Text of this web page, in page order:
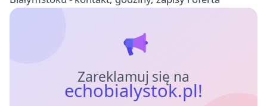
Zareklamuj się na
echobialystok.pl!